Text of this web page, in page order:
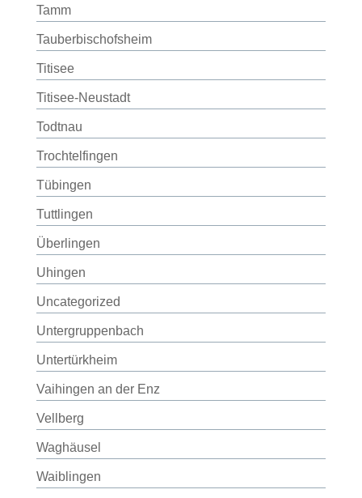
Tamm
Tauberbischofsheim
Titisee
Titisee-Neustadt
Todtnau
Trochtelfingen
Tübingen
Tuttlingen
Überlingen
Uhingen
Uncategorized
Untergruppenbach
Untertürkheim
Vaihingen an der Enz
Vellberg
Waghäusel
Waiblingen